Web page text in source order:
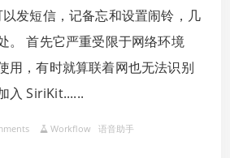
发短信，记备忘和设置闹铃，几
。 首先它严重受限于网络环境
，有时就算联着网也无法识别
入 SiriKit......
Workflow 语音助手